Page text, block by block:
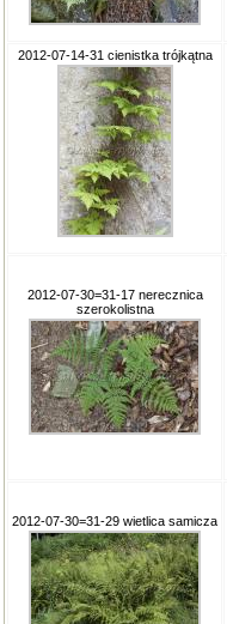
2012-07-14-31 cienistka trójkątna
2012-07-30=31-17 nerecznica
szerokolistna
2012-07-30=31-29 wietlica samicza